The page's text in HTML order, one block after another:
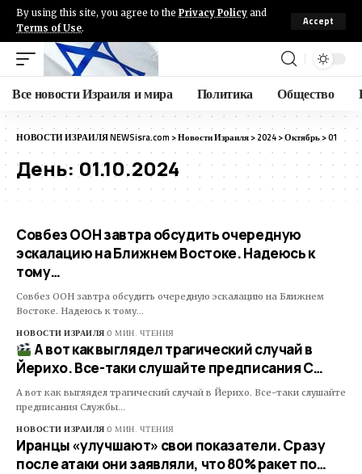
By using this site, you agree to the Privacy Policy and
Terms of Use.
Accept
Все новости Израиля и мира Политика Общество
НОВОСТИ ИЗРАИЛЯ NEWSisra.com >Новости Израиля>2024>Октябрь>01
День:01.10.2024
Совбез ООН завтра обсудить очередную
эскалацию на Ближнем Востоке. Надеюсь к
тому…
Совбез ООН завтра обсудить очередную эскалацию на Ближнем
Востоке. Надеюсь к тому…
НОВОСТИ ИЗРАИЛЯ 0 МИН. ЧТЕНИЯ
А вот как выглядел трагический случай в
Йерихо. Все-таки слушайте предписания С…
А вот как выглядел трагический случай в Йерихо. Все-таки слушайте
предписания Службы…
НОВОСТИ ИЗРАИЛЯ 0 МИН. ЧТЕНИЯ
Иранцы «улучшают» свои показатели. Сразу
после атаки они заявляли, что 80% ракет по…